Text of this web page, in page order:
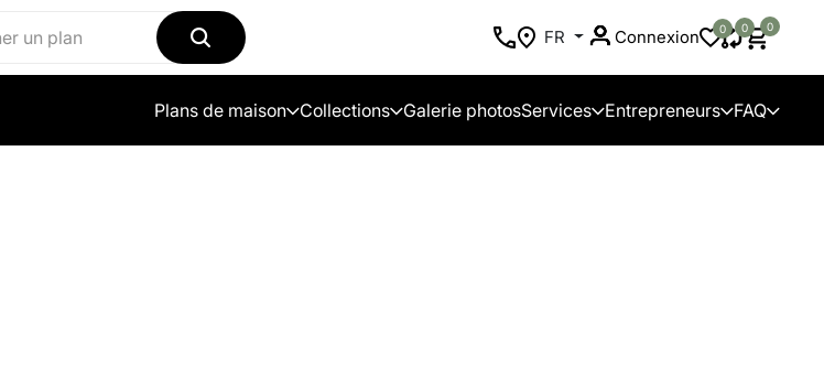
FR Connexion 0 0 0
Plans de maison Collections Galerie photosServices Entrepreneurs FAQ